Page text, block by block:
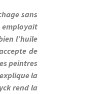
sans
l’huile
de
peintres
la
rend la